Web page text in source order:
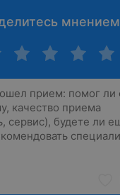
мнением